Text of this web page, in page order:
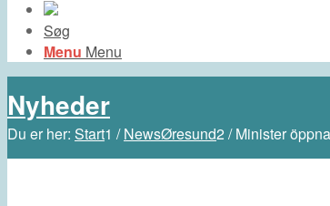
Søg
Menu Menu
Nyheder
Du er her: Start1 / NewsØresund2 / Minister